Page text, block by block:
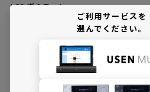
I-99 ぎふチャン
ご利用サービスを
選んでください。